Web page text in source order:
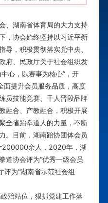
湖南省体育局的大力支持
，协会始终坚持以习近平新
导，积极贯彻落实党中央、
府、民政厅关于社会组织发
心，以赛事为核心”，开
面提升会员服务品质，高度
员技能竞赛、千人晋段品牌
融合、产教融合，积极开展
全省跆拳道人的力量，不断
。目前，湖南跆协团体会员
200000余人，2020年，湖
道协会评为“优秀一级会员
评为“湖南省示范社会组
站位，狠抓党建工作落